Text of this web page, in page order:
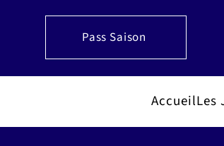
Pass Saison
AccueilLes